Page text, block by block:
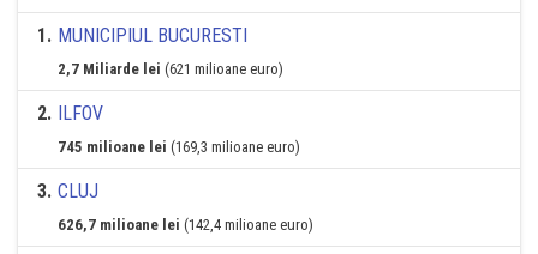
1. MUNICIPIUL BUCURESTI
2,7 Miliarde lei (621 milioane euro)
2. ILFOV
745 milioane lei (169,3 milioane euro)
3. CLUJ
626,7 milioane lei (142,4 milioane euro)